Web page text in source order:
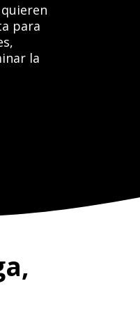
para
la